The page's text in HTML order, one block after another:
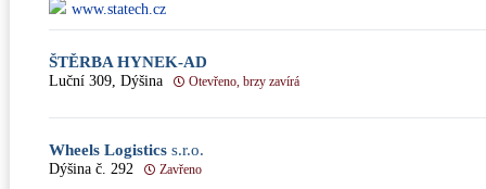
www.statech.cz
ŠTĚRBA HYNEK-AD
Luční 309, Dýšina Otevřeno, brzy zavírá
Wheels Logistics s.r.o.
Dýšina č. 292 Zavřeno